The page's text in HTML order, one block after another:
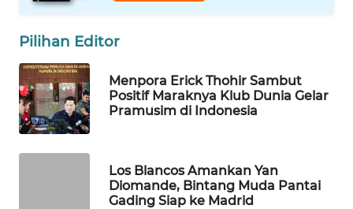
Pilihan Editor
Menpora Erick Thohir Sambut
Positif Maraknya Klub Dunia Gelar
Pramusim di Indonesia
Los Blancos Amankan Yan
Diomande, Bintang Muda Pantai
Gading Siap ke Madrid
UMKM
WAHANA
SELEB
WAHANA
PERSONA